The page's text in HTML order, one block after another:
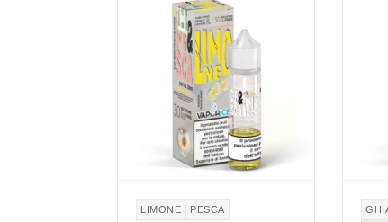
LIMONE PESCA
NON DISPONIBILE NON